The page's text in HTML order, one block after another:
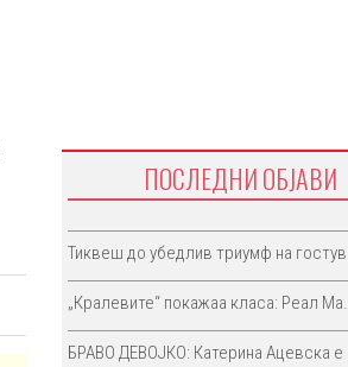
ПОСЛЕДНИ ОБЈАВИ
Тиквеш до убедлив триумф на
„Кралевите“ покажаа класа: Реал
БРАВО ДЕВОЈКО: Катерина Ацевска е